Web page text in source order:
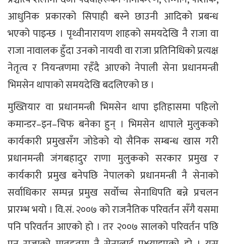
आधुनिक प्रकारको सिपाही बस्ने छाउनी आदिको प्रबन्ध
भएको पाइन्छ । पृथ्वीनारायण शाहको समयदेखि नै राजा वा
राजा नावालक हुँदा उनको नायवी वा राजा प्रतिनिधिको प्रत्यक्ष
नेतृत्व र नियन्त्रणमा रहँदै आएको नेपाली सेना प्रधानमन्त्री
भिमसेन थापाको समयदेखि बदलिएको छ ।
मुख्तियार वा प्रधानमन्त्री भिमसेन थापा इतिहासमा पहिलो
कमान्डर–इन–चिफ बनेका हुन् । भिमसेन थापाले मुलुकको
कार्यकारी प्रमुखसँग जोडेको यो सैनिक सम्बन्ध खास गरी
प्रधानमन्त्री जंगबहादुर राणा मुलुकको सरकार प्रमुख र
कार्यकारी प्रमुख बनेपछि नेपालको प्रधानमन्त्री नै सेनाको
सर्वाधिकार सम्पन्न प्रमुख सर्वोच्च सेनाधिपति बन्ने प्रचलन
प्रारम्भ भयो । वि.सं. २००७ को राजनैतिक परिवर्तन सँगै यसमा
पनि परिवर्तन आएको हो । तर २००७ सालको परिवर्तन पछि